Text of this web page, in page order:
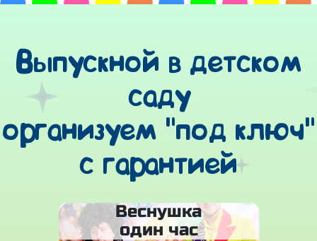
Выпускной в детском
саду
организуем "под ключ"
с гарантией
Веснушка
один час